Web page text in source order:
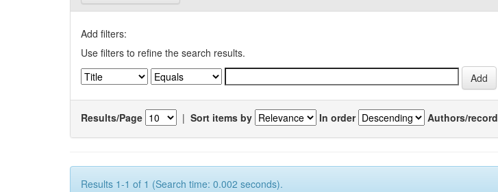
Add filters:
Use filters to refine the search results.
Results/Page | Sort items by In order Authors/record
Results 1-1 of 1 (Search time: 0.002 seconds).